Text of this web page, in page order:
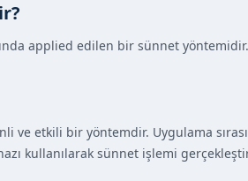
applied edilen bir sünnet
ve etkili bir yöntemdir. Uygulama
kullanılarak sünnet işlemi